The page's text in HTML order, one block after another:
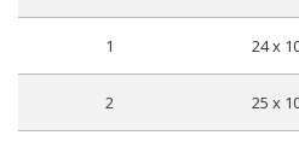
1 24 x
2 25 x